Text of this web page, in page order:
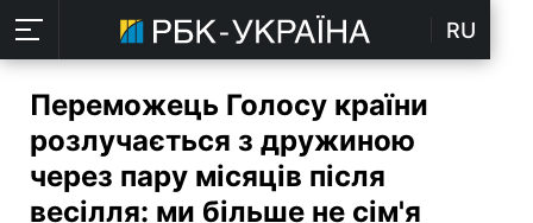
RU
Переможець Голосу країни
розлучається з дружиною
через пару місяців після
весілля: ми більше не сім'я